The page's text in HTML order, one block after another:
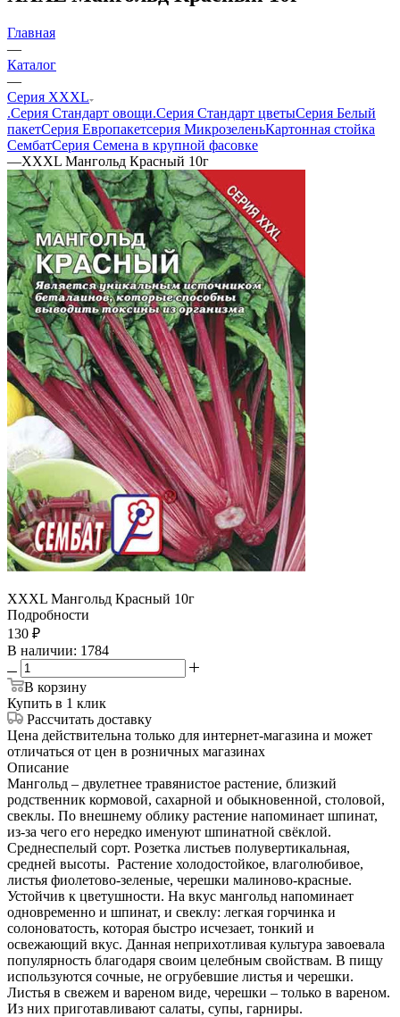
Главная
—
Каталог
—
Серия XXXL
.Серия Стандарт овощи.Серия Стандарт цветыСерия Белый
пакетСерия Европакетсерия МикрозеленьКартонная стойка
СембатСерия Семена в крупной фасовке
—ХХХL Мангольд Красный 10г
ХХХL Мангольд Красный 10г
Подробности
130 ₽
В наличии: 1784
В корзину
Купить в 1 клик
Рассчитать доставку
Цена действительна только для интернет-магазина и может
отличаться от цен в розничных магазинах
Описание
Мангольд – двулетнее травянистое растение, близкий
родственник кормовой, сахарной и обыкновенной, столовой,
свеклы. По внешнему облику растение напоминает шпинат,
из-за чего его нередко именуют шпинатной свёклой.
Среднеспелый сорт. Розетка листьев полуверти­кальная,
средней высоты. Растение холодостойкое, влаголюбивое,
листья фиолетово-зеленые, черешки малиново-красные.
Устойчив к цветушности. На вкус мангольд напоминает
одновременно и шпинат, и свеклу: легкая горчинка и
солоноватость, которая быстро исчезает, тонкий и
освежающий вкус. Данная неприхотливая культура завоевала
популярность благодаря своим целебным свойствам. В пищу
используются сочные, не огрубевшие листья и черешки.
Листья в свежем и вареном виде, черешки – только в вареном.
Из них приготавливают салаты, супы, гарниры.